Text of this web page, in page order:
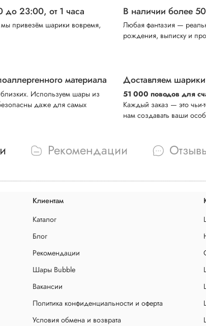
до 23:00, от 1 часа
привезём шарики вовремя,
В наличии более
Любая фантазия —
рождения, выписку и
материала
Используем шары из
даже для самых
Доставляем
51 000 поводов для
Каждый заказ — это чьи-
нам создавать ваши
Рекомендации
Клиентам
Каталог
Блог
Рекомендации
Шары Bubble
Вакансии
Политика конфиденциальности и оферта
Условия обмена и возврата